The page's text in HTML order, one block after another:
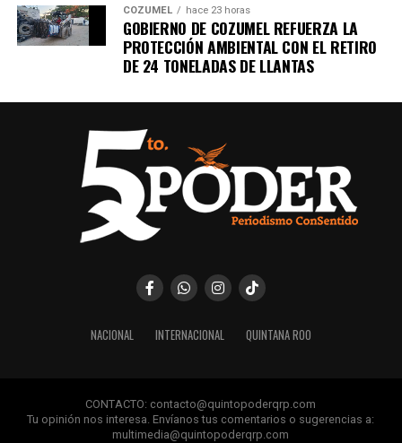
COZUMEL hace 23 horas
GOBIERNO DE COZUMEL REFUERZA LA
PROTECCIÓN AMBIENTAL CON EL RETIRO
DE 24 TONELADAS DE LLANTAS
NACIONAL INTERNACIONAL QUINTANA ROO
CONTACTO: contacto@quintopoderqrp.com
Tu opinión nos interesa. Envíanos tus comentarios o sugerencias a:
multimedia@quintopoderqrp.com